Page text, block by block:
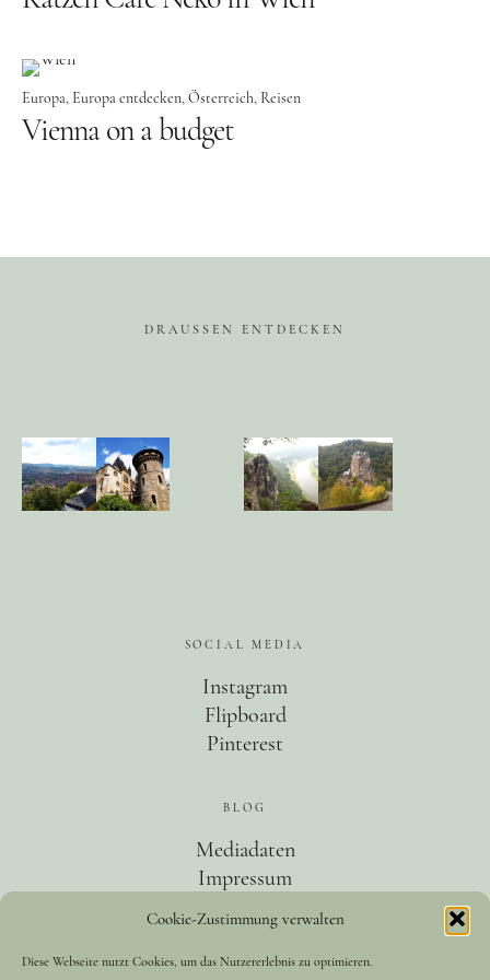
Cookie-Zustimmung verwalten
Diese Webseite nutzt Cookies, um das Nutzererlebnis zu optimieren.
Kolumne
InstagramFlipboardPinterest
Ich bin Anna, in Norddeutschland aufgewachsen
und leidenschaftliche Bloggerin, und schreibe auf
diesem meinem Blog über das Wandern, das Reisen
Impressum
Europa Europa entdecken Österreich Reisen
Vienna on a budget
DRAUSSEN ENTDECKEN
SOCIAL MEDIA
Instagram
Flipboard
Pinterest
BLOG
Mediadaten
Impressum
Datenschutz